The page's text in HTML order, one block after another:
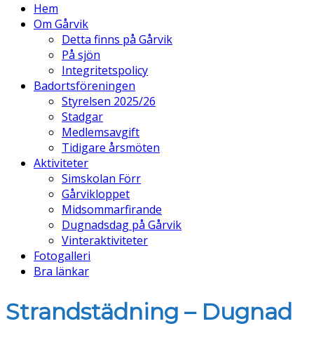
Hem
Om Gårvik
Detta finns på Gårvik
På sjön
Integritetspolicy
Badortsföreningen
Styrelsen 2025/26
Stadgar
Medlemsavgift
Tidigare årsmöten
Aktiviteter
Simskolan Förr
Gårvikloppet
Midsommarfirande
Dugnadsdag på Gårvik
Vinteraktiviteter
Fotogalleri
Bra länkar
Strandstädning – Dugnad